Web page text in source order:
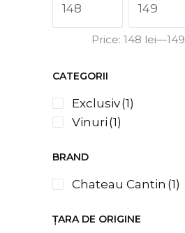
Price: 148 lei—
CATEGORII
Exclusiv(1)
Vinuri (1)
BRAND
Chateau Cantin (1)
ȚARA DE ORIGINE